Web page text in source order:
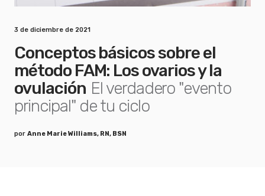
3 de diciembre de 2021
Conceptos básicos sobre el
método FAM: Los ovarios y la
ovulación El verdadero "evento
principal" de tu ciclo
por Anne Marie Williams, RN, BSN